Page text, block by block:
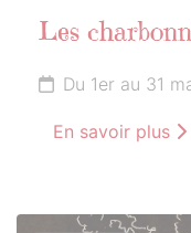
Les
Du 1er au 31
En savoir plus